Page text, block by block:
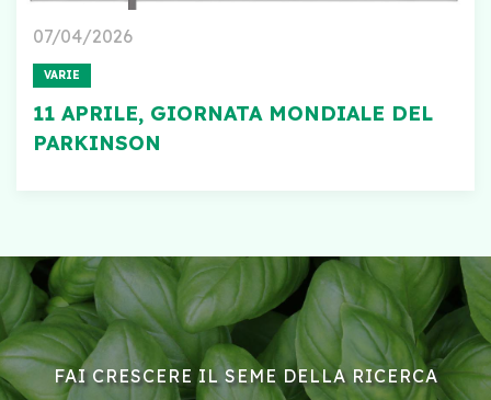
07/04/2026
VARIE
11 APRILE, GIORNATA MONDIALE DEL
PARKINSON
FAI CRESCERE IL SEME DELLA RICERCA